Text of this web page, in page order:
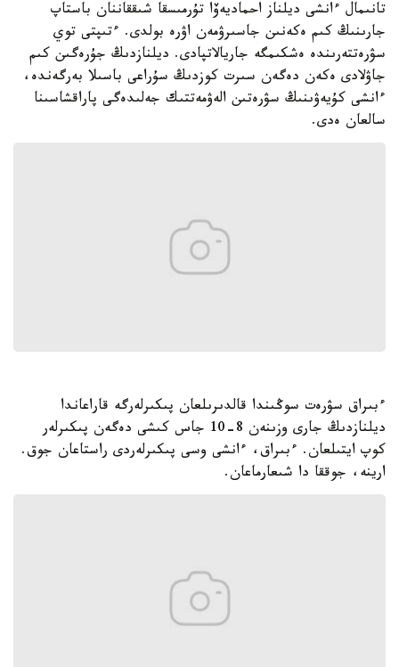
تانىمال ءانشى ديلناز احماديەۆا تۇرمىسقا شىققاننان باستاپ
جارىنىڭ كىم ەكەنىن جاسىرۋمەن اۋرە بولدى. ءتىپتى توي
سۋرەتتەرىندە ەشكىمگە جاريالاتپادى. ديلنازدىڭ جۇرەگىن كىم
جاۋلادى ەكەن دەگەن سىرت كوزدىڭ سۇراعى باسىلا بەرگەندە،
ءانشى كۇيەۋىنىڭ سۋرەتىن الەۋمەتتىك جەلىدەگى پاراقشاسىنا
سالعان ەدى.
ءبىراق سۋرەت سوڭىندا قالدىرىلعان پىكىرلەرگە قاراعاندا
ديلنازدىڭ جارى وزىنەن 8-10 جاس كىشى دەگەن پىكىرلەر
كوپ ايتىلعان. ءبىراق، ءانشى وسى پىكىرلەردى راستاعان جوق.
ارينە، جوققا دا شىعارماعان.